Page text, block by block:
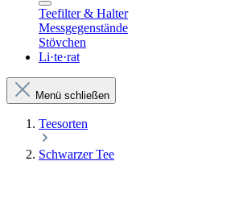
Teefilter & Halter
Messgegenstände
Stövchen
Li·te·rat
Menü schließen
Teesorten
Schwarzer Tee